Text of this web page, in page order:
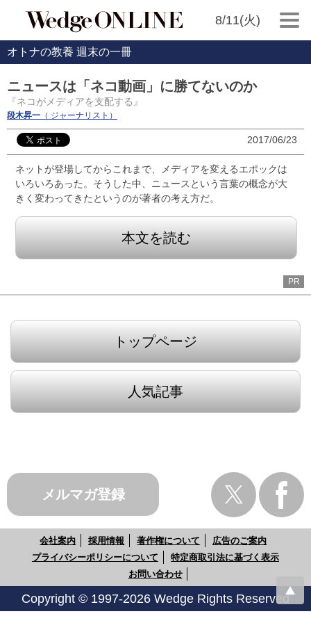
8/11(火)
オトナの教養 週末の一冊
ニュースは「ネコ動画」に勝てないのか
『ネコがメディアを支配する』
段木昇一 （ ジャーナリスト）
2017/06/23
ネットが登場してからこれまで、メディアを変えるエポックは
いろいろあった。そうした中、ニュースという言葉の概念が大
きく変わってきたというのが著者の考え方だ。
本文を読む
PR
トップページ
人気記事
メルマガ登録
会社案内 採用情報 著作権について
広告のご案内
プライバシーポリシーについて
特定商取引法に基づく表示
お問い合わせ
Copyright © 1997-2026 Wedge Rights Reserved